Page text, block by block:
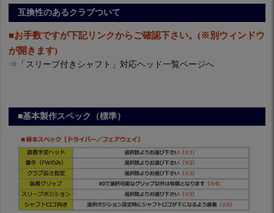
互換性のあるクラブついて
■お手数ですが下記リンクからご確認下さい。(※別ウィンドウ
が開きます)
⇒ 「スリーブ付きシャフト」対応ヘッド一覧ページへ
■基本製作スペック（標準）